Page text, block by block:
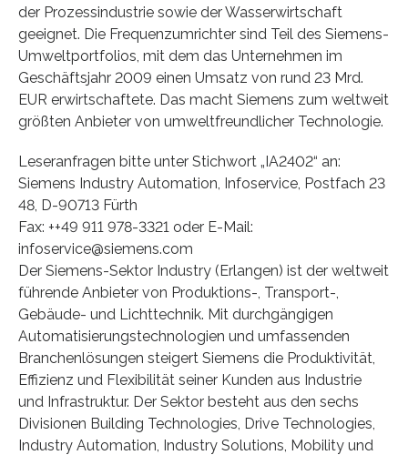
der Prozessindustrie sowie der Wasserwirtschaft
geeignet. Die Frequenzumrichter sind Teil des Siemens-
Umweltportfolios, mit dem das Unternehmen im
Geschäftsjahr 2009 einen Umsatz von rund 23 Mrd.
EUR erwirtschaftete. Das macht Siemens zum weltweit
größten Anbieter von umweltfreundlicher Technologie.
Leseranfragen bitte unter Stichwort „IA2402“ an:
Siemens Industry Automation, Infoservice, Postfach 23
48, D-90713 Fürth
Fax: ++49 911 978-3321 oder E-Mail:
infoservice@siemens.com
Der Siemens-Sektor Industry (Erlangen) ist der weltweit
führende Anbieter von Produktions-, Transport-,
Gebäude- und Lichttechnik. Mit durchgängigen
Automatisierungstechnologien und umfassenden
Branchenlösungen steigert Siemens die Produktivität,
Effizienz und Flexibilität seiner Kunden aus Industrie
und Infrastruktur. Der Sektor besteht aus den sechs
Divisionen Building Technologies, Drive Technologies,
Industry Automation, Industry Solutions, Mobility und